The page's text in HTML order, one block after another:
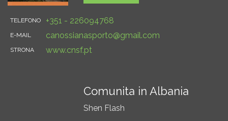
TELEFONO +351 - 226094768
E-MAIL canossianasporto@gmail.com
STRONA www.cnsf.pt
Comunita in Albania
Shen Flash